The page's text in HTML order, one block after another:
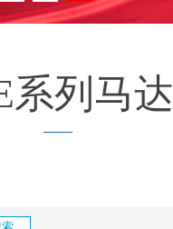
系列马达
——